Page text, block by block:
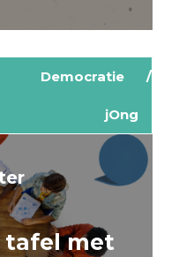
Democratie
jOng
tafel met